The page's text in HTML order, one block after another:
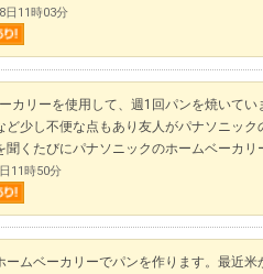
日11時03分
カリーを使用して、週1回パンを焼いて
ど少し不便な点もあり友人がパナソニッ
聞くたびにパナソニックのホームベーカリ
11時50分
ームベーカリーでパンを作ります。最近